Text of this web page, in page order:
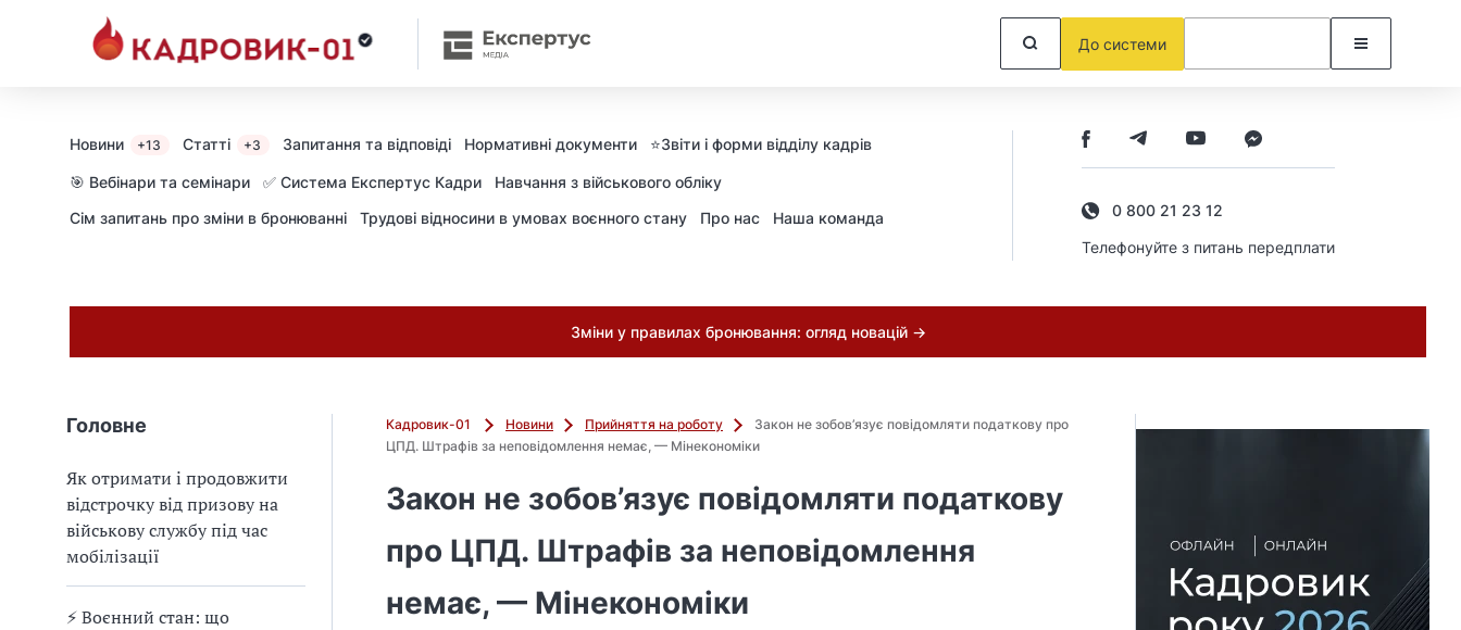
До системи
Новини +13 Статті +3 Запитання та відповіді Нормативні документи ⭐️Звіти і форми відділу кадрів
🎯 Вебінари та семінари ✅ Система Експертус Кадри
Навчання з військового обліку
Сім запитань про зміни в бронюванні
Трудові відносини в умовах воєнного стану Про нас Наша команда
0 800 21 23 12
Телефонуйте з питань передплати
Зміни у правилах бронювання: огляд новацій →
Головне
Як отримати і продовжити
відстрочку від призову на
військову службу під час
мобілізації
⚡ Воєнний стан: що
Кадровик-01 Новини Прийняття на роботу
Закон не зобов’язує повідомляти податкову про
ЦПД. Штрафів за неповідомлення немає, — Мінекономіки
Закон не зобов’язує повідомляти податкову
про ЦПД. Штрафів за неповідомлення
немає, — Мінекономіки